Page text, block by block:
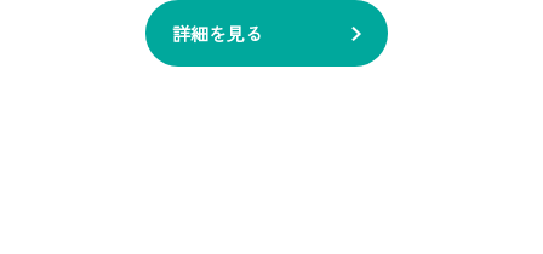
詳細を見る